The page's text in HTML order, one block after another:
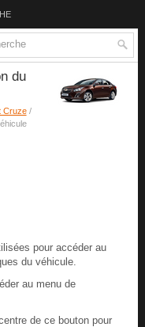
du
Cruze/
pour accéder au
du véhicule.
au menu de
de ce bouton pour